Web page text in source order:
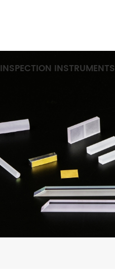
INSPECTION INSTRUMENTS